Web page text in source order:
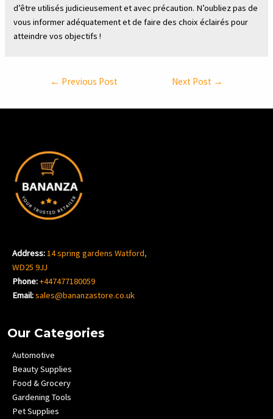
d’être utilisés judicieusement et avec précaution. N’oubliez pas de
vous informer adéquatement et de faire des choix éclairés pour
atteindre vos objectifs !
← Previous Post Next Post →
Address:14 spring gardens Watford,
WD25 9JJ
Phone:+447477180059
Email:sales@bananzastore.co.uk
Our Categories
Automotive
Beauty Supplies
Food & Grocery
Gardening Tools
Pet Supplies